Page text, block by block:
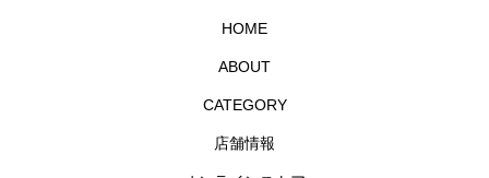
HOME
ABOUT
CATEGORY
店舗情報